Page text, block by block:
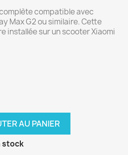
compatible avec
Max G2 ou similaire. Cette
installée sur un scooter Xiaomi
AU PANIER
stock